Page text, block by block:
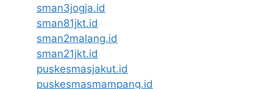
sman3jogja.id
sman81jkt.id
sman2malang.id
sman21jkt.id
puskesmasjakut.id
puskesmasmampang.id